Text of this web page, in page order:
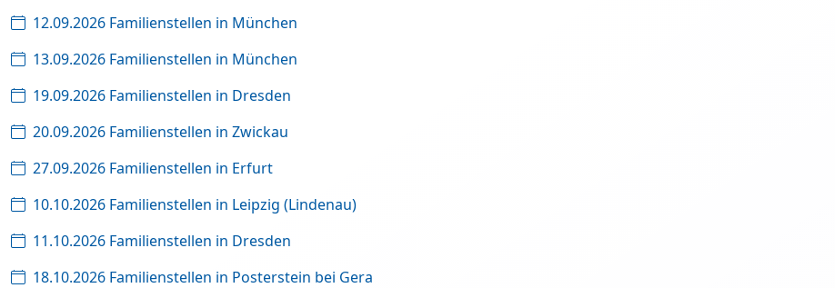
12.09.2026 Familienstellen in München
13.09.2026 Familienstellen in München
19.09.2026 Familienstellen in Dresden
20.09.2026 Familienstellen in Zwickau
27.09.2026 Familienstellen in Erfurt
10.10.2026 Familienstellen in Leipzig (Lindenau)
11.10.2026 Familienstellen in Dresden
18.10.2026 Familienstellen in Posterstein bei Gera